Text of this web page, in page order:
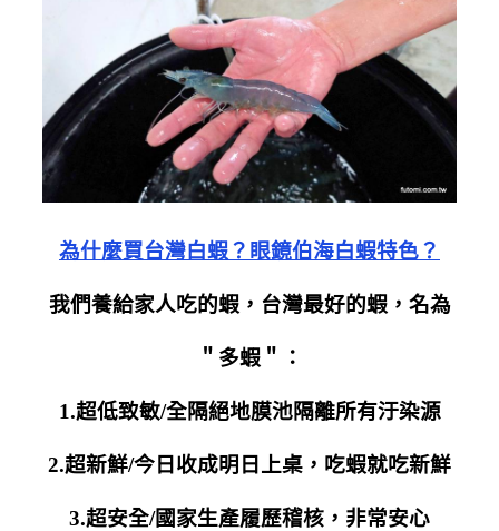
為什麼買台灣白蝦？ 眼鏡伯海白蝦特色？
我們養給家人吃的蝦，台灣最好的蝦，名為
＂多蝦＂：
1.超低致敏/全隔絕地膜池隔離所有汙染源
2.超新鮮/今日收成明日上桌，吃蝦就吃新鮮
3.超安全/國家生產履歷稽核，非常安心